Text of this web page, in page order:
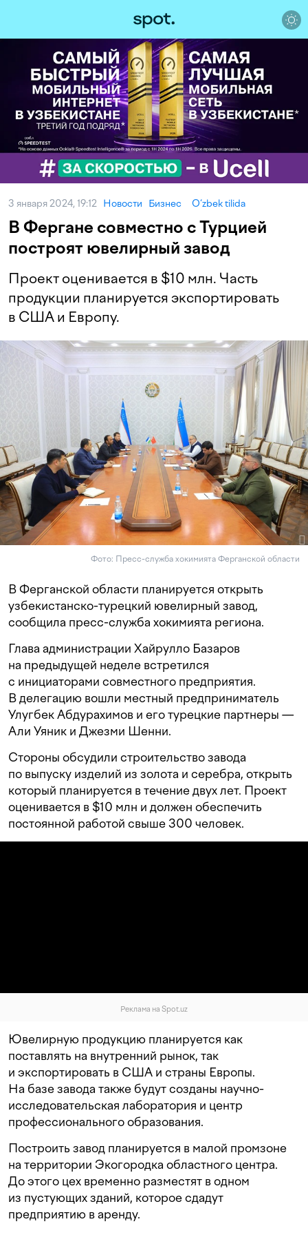
3 января 2024, 19:12 Новости Бизнес O‘zbek tilida
В Фергане совместно с Турцией
построят ювелирный завод
Проект оценивается в $10 млн. Часть
продукции планируется экспортировать
в США и Европу.
Фото: Пресс-служба хокимията Ферганской области
В Ферганской области планируется открыть
узбекистанско-турецкий ювелирный завод,
сообщила пресс-служба хокимията региона.
Глава администрации Хайрулло Базаров
на предыдущей неделе встретился
с инициаторами совместного предприятия.
В делегацию вошли местный предприниматель
Улугбек Абдурахимов и его турецкие партнеры —
Али Уяник и Джезми Шенни.
Стороны обсудили строительство завода
по выпуску изделий из золота и серебра, открыть
который планируется в течение двух лет. Проект
оценивается в $10 млн и должен обеспечить
постоянной работой свыше 300 человек.
Реклама на Spot.uz
Ювелирную продукцию планируется как
поставлять на внутренний рынок, так
и экспортировать в США и страны Европы.
На базе завода также будут созданы научно-
исследовательская лаборатория и центр
профессионального образования.
Построить завод планируется в малой промзоне
на территории Экогородка областного центра.
До этого цех временно разместят в одном
из пустующих зданий, которое сдадут
предприятию в аренду.